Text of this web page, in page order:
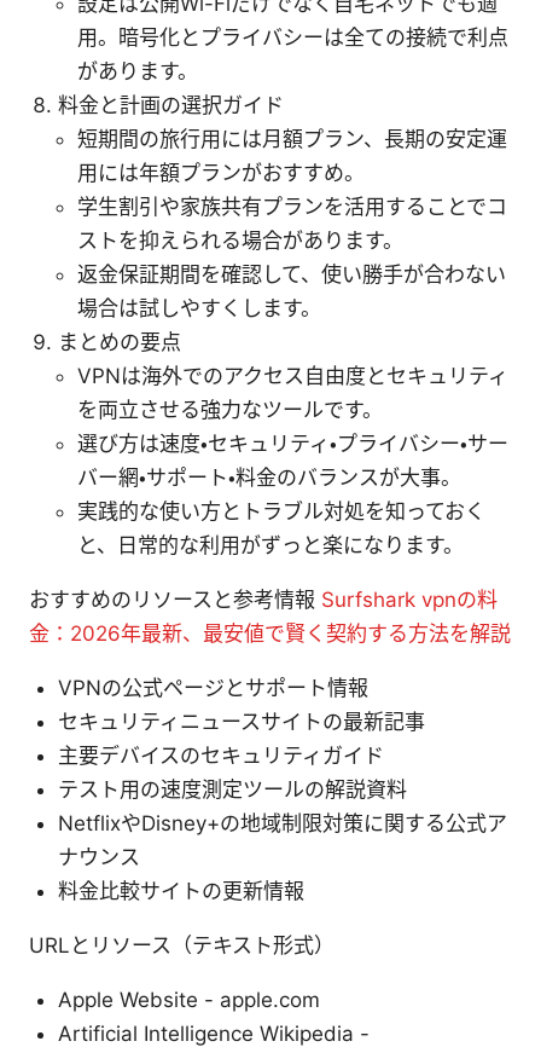
用。暗号化とプライバシーは全ての接続で利点
があります。
料金と計画の選択ガイド
短期間の旅行用には月額プラン、長期の安定運
用には年額プランがおすすめ。
学生割引や家族共有プランを活用することでコ
ストを抑えられる場合があります。
返金保証期間を確認して、使い勝手が合わない
場合は試しやすくします。
まとめの要点
VPNは海外でのアクセス自由度とセキュリティ
を両立させる強力なツールです。
選び方は速度・セキュリティ・プライバシー・サー
バー網・サポート・料金のバランスが大事。
実践的な使い方とトラブル対処を知っておく
と、日常的な利用がずっと楽になります。
おすすめのリソースと参考情報 Surfshark vpnの料
金：2026年最新、最安値で賢く契約する方法を解説
VPNの公式ページとサポート情報
セキュリティニュースサイトの最新記事
主要デバイスのセキュリティガイド
テスト用の速度測定ツールの解説資料
NetflixやDisney+の地域制限対策に関する公式ア
ナウンス
料金比較サイトの更新情報
URLとリソース（テキスト形式）
Apple Website - apple.com
Artificial Intelligence Wikipedia -